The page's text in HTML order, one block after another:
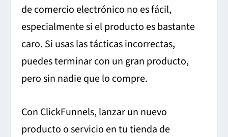
de comercio electrónico no es fácil,
especialmente si el producto es bastante
caro. Si usas las tácticas incorrectas,
puedes terminar con un gran producto,
pero sin nadie que lo compre.
Con ClickFunnels, lanzar un nuevo
producto o servicio en tu tienda de